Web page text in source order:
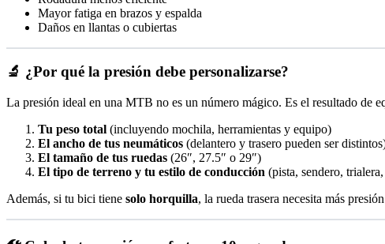
Mayor fatiga en brazos y espalda
Daños en llantas o cubiertas
🔬 ¿Por qué la presión debe personalizarse?
La presión ideal en una MTB no es un número mágico. Es el resultado de
Tu peso total (incluyendo mochila, herramientas y equipo)
El ancho de tus neumáticos (delantero y trasero pueden ser
El tamaño de tus ruedas (26″, 27.5″ o 29″)
El tipo de terreno y tu estilo de conducción (pista, sendero,
Además, si tu bici tiene solo horquilla, la rueda trasera necesita más